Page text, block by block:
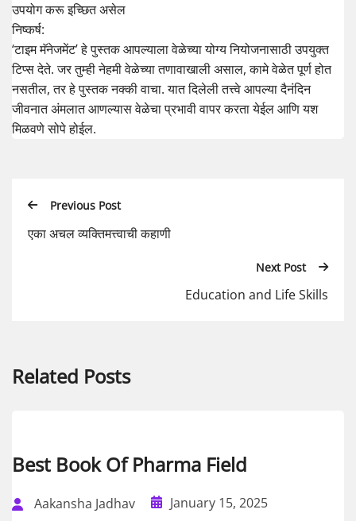
उपयोग करू इच्छित असेल
निष्कर्ष:
‘टाइम मॅनेजमेंट’ हे पुस्तक आपल्याला वेळेच्या योग्य नियोजनासाठी उपयुक्त
टिप्स देते. जर तुम्ही नेहमी वेळेच्या तणावाखाली असाल, कामे वेळेत पूर्ण होत
नसतील, तर हे पुस्तक नक्की वाचा. यात दिलेली तत्त्वे आपल्या दैनंदिन
जीवनात अंमलात आणल्यास वेळेचा प्रभावी वापर करता येईल आणि यश
मिळवणे सोपे होईल.
Previous Post
एका अचल व्यक्तिमत्त्वाची कहाणी
Next Post
Education and Life Skills
Related Posts
Best Book Of Pharma Field
Aakansha Jadhav
January 15, 2025